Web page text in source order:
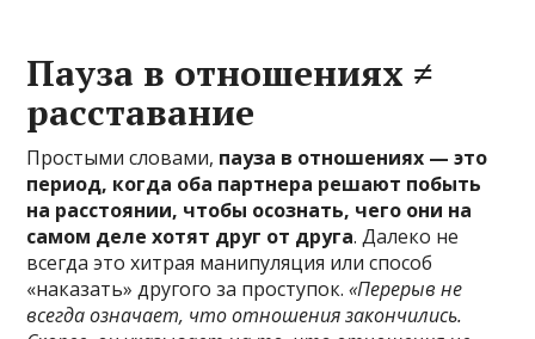
Пауза в отношениях ≠
расставание
Простыми словами, пауза в отношениях — это
период, когда оба партнера решают побыть
на расстоянии, чтобы осознать, чего они на
самом деле хотят друг от друга. Далеко не
всегда это хитрая манипуляция или способ
«наказать» другого за проступок.«Перерыв не
всегда означает, что отношения закончились.